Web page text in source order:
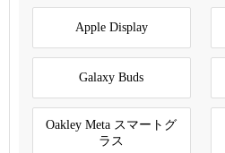
Apple Display
Galaxy Buds
Oakley Meta スマートグ
ラス